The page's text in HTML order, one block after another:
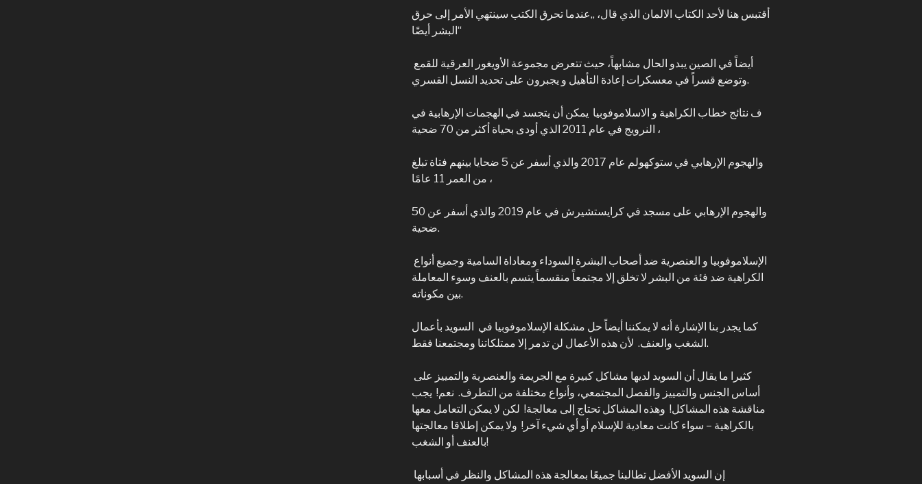
أقتبس هنا لأحد الكتاب الالمان الذي قال، „عندما تحرق الكتب سينتهي الأمر إلى حرق
البشر أيضًا“
وتوضع قسراً في معسكرات إعادة التأهيل و يجبرون على تحديد النسل القسري.
ف نتائج خطاب الكراهية و الاسلاموفوبيا يمكن أن يتجسد في الهجمات الإرهابية في
النرويج في عام 2011 الذي أودى بحياة أكثر من 70 ضحية ،
والهجوم الإرهابي في ستوكهولم عام 2017 والذي أسفر عن 5 ضحايا بينهم فتاة تبلغ
من العمر 11 عامًا ،
والهجوم الإرهابي على مسجد في كرايستشيرش في عام 2019 والذي أسفر عن 50
ضحية.
الكراهية ضد فئة من البشر لا تخلق إلا مجتمعاً منقسماً يتسم بالعنف وسوء المعاملة
بين مكوناته.
كما يجدر بنا الإشارة أنه لا يمكننا أيضاً حل مشكلة الإسلاموفوبيا في السويد بأعمال
الشغب والعنف. لأن هذه الأعمال لن تدمر إلا ممتلكاتنا ومجتمعنا فقط.
أساس الجنس والتمييز والفصل المجتمعي، وأنواع مختلفة من التطرف. نعم! يجب
مناقشة هذه المشاكل! وهذه المشاكل تحتاج إلى معالجة! لكن لا يمكن التعامل معها
بالكراهية – سواء كانت معادية للإسلام أو أي شيء آخر! ولا يمكن إطلاقا معالجتها
بالعنف أو الشغب!